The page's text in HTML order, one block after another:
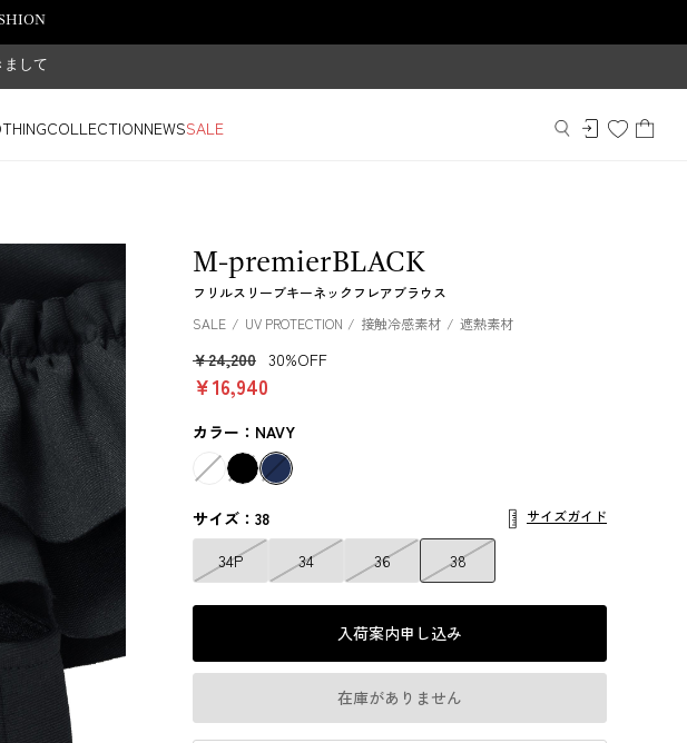
まして
COLLECTIONNEWSSALE
M-premierBLACK
フリルスリーブキーネックフレアブラウス
SALE
UV PROTECTION 接触冷感素材 遮熱素材
￥24,200 30%OFF
￥16,940
カラー：NAVY
サイズ：38 サイズガイド
34P 34 36 38
入荷案内申し込み
在庫がありません